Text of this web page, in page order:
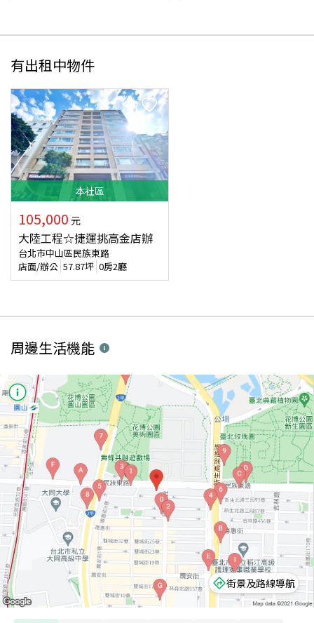
有出租中物件
本社區
105,000 元
大陸工程☆捷運挑高金店辦
台北市中山區民族東路
店面/辦公 57.87坪 0房2廳
周邊生活機能
街景及路線導航